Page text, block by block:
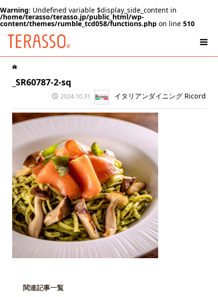
Warning: Undefined variable $display_side_content in
/home/terasso/terasso.jp/public_html/wp-
content/themes/rumble_tcd058/functions.php on line 510
_SR60787-2-sq
2024.10.31 イタリアンダイニング Ricord
関連記事一覧